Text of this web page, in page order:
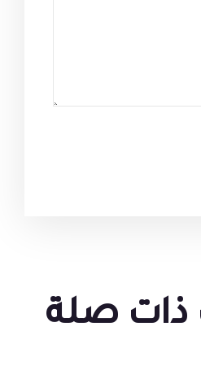
ذات صلة